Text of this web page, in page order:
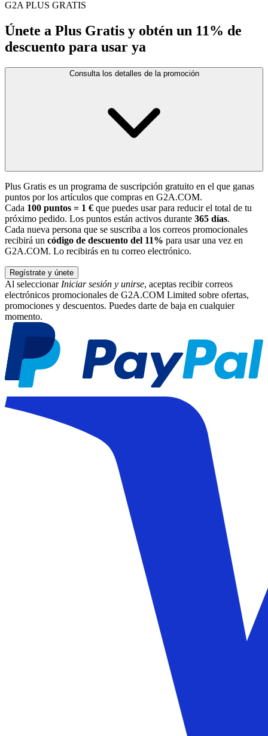
G2A PLUS GRATIS
Únete a Plus Gratis y obtén un 11% de
descuento para usar ya
Consulta los detalles de la promoción
Plus Gratis es un programa de suscripción gratuito en el que ganas
puntos por los artículos que compras en G2A.COM.
Cada 100 puntos = 1 € que puedes usar para reducir el total de tu
próximo pedido. Los puntos están activos durante 365 días.
Cada nueva persona que se suscriba a los correos promocionales
recibirá un código de descuento del 11% para usar una vez en
G2A.COM. Lo recibirás en tu correo electrónico.
Regístrate y únete
Al seleccionar Iniciar sesión y unirse, aceptas recibir correos
electrónicos promocionales de G2A.COM Limited sobre ofertas,
promociones y descuentos. Puedes darte de baja en cualquier
momento.